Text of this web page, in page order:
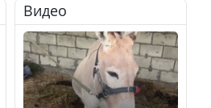
В РФ вынесен заочный
приговор по уголовному
делу об убийстве Игоря
Талькова
Видео